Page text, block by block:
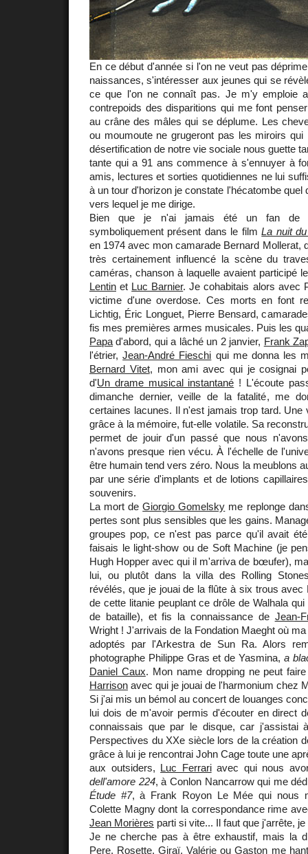
En ce début d'année si l'on ne veut pas
naissances, s'intéresser aux jeunes qui se
ce que l'on ne connaît pas. Je m'y emploie
contrepoids des disparitions qui me font
au crâne des mâles qui se déplume. Les
ou moumoute ne grugeront pas les miroirs qui
désertification de notre vie sociale nous guette
tante qui a 91 ans commence à s'ennuyer à
amis, lectures et sorties quotidiennes ne lui
à un tour d'horizon je constate l'hécatombe quel
vers lequel je me dirige.
Bien que je n'ai jamais été un fan de
symboliquement présent dans le filmLa nuit
en 1974 avec mon camarade Bernard Mollerat,
très certainement influencé la scène du
caméras, chanson à laquelle avaient participé
Lentin et Luc Barnier. Je cohabitais alors avec
victime d'une overdose. Ces morts en font
Lichtig, Éric Longuet, Pierre Bensard,
fis mes premières armes musicales. Puis les
Papa d'abord, qui a lâché un 2 janvier, Frank
l'étrier,Jean-André Fieschi qui me donna les
Bernard Vitet, mon ami avec qui je cosignai
d'Un drame musical instantané ! L'écoute
dimanche dernier, veille de la fatalité, me
certaines lacunes. Il n'est jamais trop tard. Une
grâce à la mémoire, fut-elle volatile. Sa
permet de jouir d'un passé que nous
n'avons presque rien vécu. À l'échelle de
être humain tend vers zéro. Nous la meublons
par une série d'implants et de lotions
souvenirs.
La mort deGiorgio Gomelsky me replonge
pertes sont plus sensibles que les gains.
groupes pop, ce n'est pas parce qu'il avait
faisais le light-show ou de Soft Machine (je
Hugh Hopper avec qui il m'arriva de bœufer),
lui, ou plutôt dans la villa des Rolling
révélés, que je jouai de la flûte à six trous avec
de cette litanie peuplant ce drôle de Walhala
de bataille), et fis la connaissance de Jean-
Wright ! J'arrivais de la Fondation Maeght où
adoptés par l'Arkestra de Sun Ra. Alors
photographe Philippe Gras et de Yasmina, a
Daniel Caux. Mon name dropping ne peut
Harrison avec qui je jouai de l'harmonium chez
Si j'ai mis un bémol au concert de louanges
lui dois de m'avoir permis d'écouter en direct
connaissais que par le disque, car j'assistai
Perspectives du XXe siècle lors de la création
grâce à lui je rencontrai John Cage toute une
aux outsiders, Luc Ferrariavec qui nous
dell'amore 224, à Conlon Nancarrow qui me
Étude #7, à Frank Royon Le Mée qui nous
Colette Magny dont la correspondance rime
Jean Morières parti si vite... Il faut que j'arrête,
Je ne cherche pas à être exhaustif, mais la
Pere, Rosette, Giraï, Valérie ou Gaston me